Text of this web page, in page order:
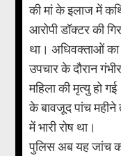
की मां के इलाज में
आरोपी डॉक्टर की
था। अधिवक्ताओं का
उपचार के दौरान
महिला की मृत्यु हो
के बावजूद पांच महीने
में भारी रोष था।
पुलिस अब यह जांच